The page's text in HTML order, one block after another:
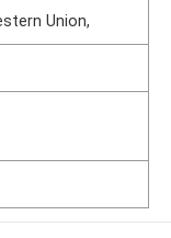
Union,